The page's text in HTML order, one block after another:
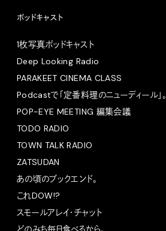
ポッドキャスト
1枚写真ポッドキャスト
Deep Looking Radio
PARAKEET CINEMA CLASS
Podcastで「定番料理のニューディール」。
POP-EYE MEETING 編集会議
TODO RADIO
TOWN TALK RADIO
ZATSUDAN
あの頃のブックエンド。
これDOW!?
スモールアレイ・チャット